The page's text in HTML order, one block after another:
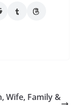
Wife, Family &